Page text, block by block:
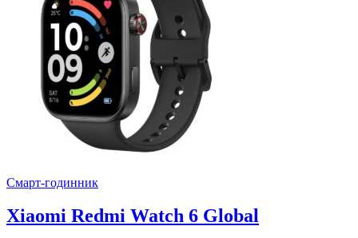
Смарт-годинник
Xiaomi Redmi Watch 6 Global